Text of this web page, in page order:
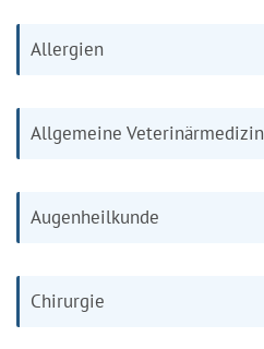
Allergien
Allgemeine Veterinärmedizin
Augenheilkunde
Chirurgie